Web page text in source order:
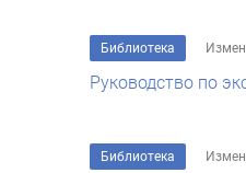
Библиотека
Руководство по
Библиотека